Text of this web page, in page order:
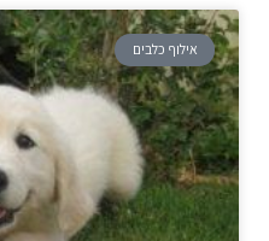
אילוף כלבים